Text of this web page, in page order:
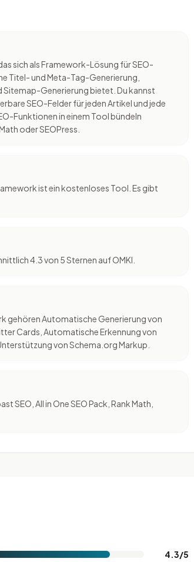
sich als Framework-Lösung für SEO-
Titel- und Meta-Tag-Generierung,
Generierung bietet. Du kannst
SEO-Felder für jeden Artikel und jede
Funktionen in einem Tool bündeln
oder SEOPress.
ist ein kostenloses Tool. Es gibt
4.3 von 5 Sternen auf OMKI.
gehören Automatische Generierung von
Cards, Automatische Erkennung von
von Schema.org Markup.
SEO, All in One SEO Pack, Rank Math,
4.3/5